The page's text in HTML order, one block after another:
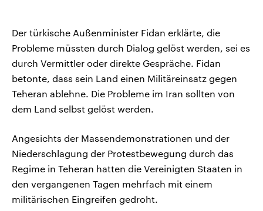
Der türkische Außenminister Fidan erklärte, die
Probleme müssten durch Dialog gelöst werden, sei es
durch Vermittler oder direkte Gespräche. Fidan
betonte, dass sein Land einen Militäreinsatz gegen
Teheran ablehne. Die Probleme im Iran sollten von
dem Land selbst gelöst werden.
Angesichts der Massendemonstrationen und der
Niederschlagung der Protestbewegung durch das
Regime in Teheran hatten die Vereinigten Staaten in
den vergangenen Tagen mehrfach mit einem
militärischen Eingreifen gedroht.